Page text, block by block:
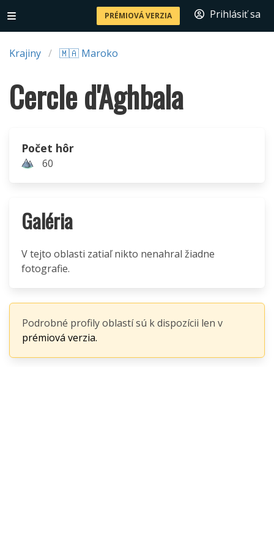
PRÉMIOVÁ VERZIA Prihlásiť sa
Krajiny 🇲🇦 Maroko
Cercle d'Aghbala
Počet hôr
60
Galéria
V tejto oblasti zatiaľ nikto nenahral žiadne
fotografie.
Podrobné profily oblastí sú k dispozícii len v
prémiová verzia.